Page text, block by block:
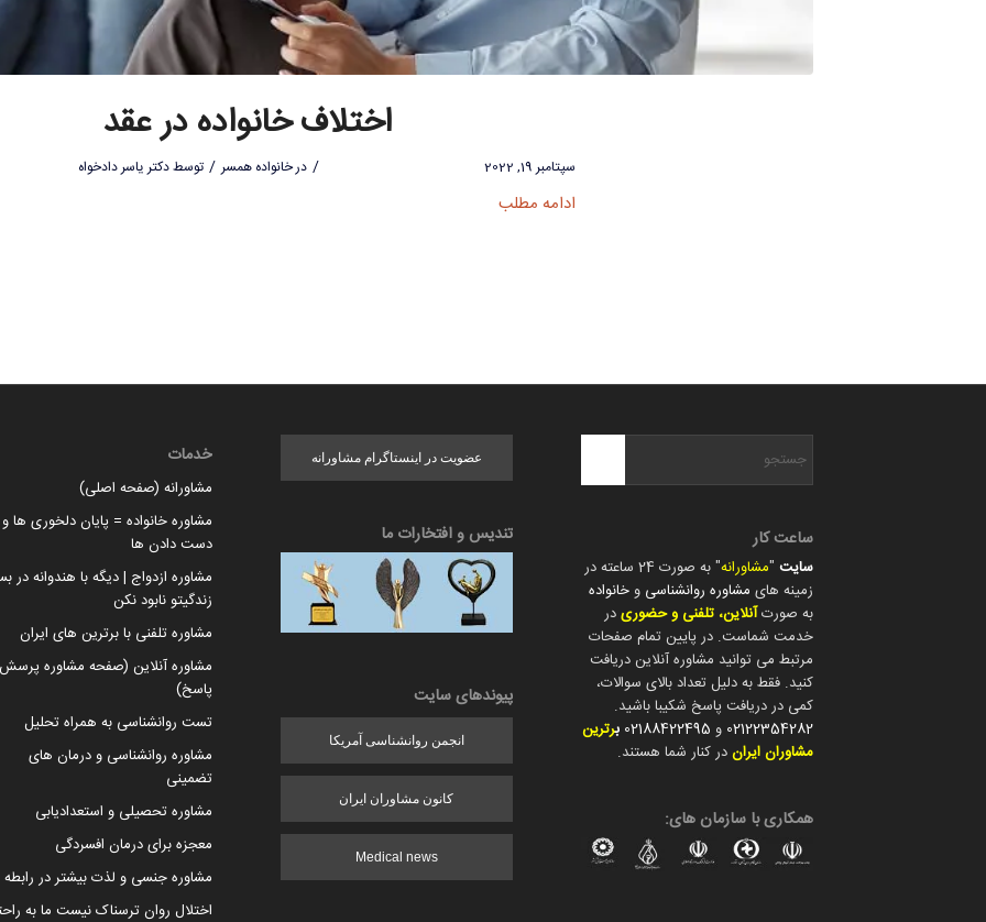
اختلاف خانواده‌ در عقد
سپتامبر 19, 2022 / درخانواده همسر / توسطدکتر یاسر دادخواه
ادامه مطلب
ساعت کار
سایت "مشاورانه
" به صورت 24 ساعته در
زمینه های مشاوره روانشناسی وخانواده
به صورتآنلاین، تلفنی و حضوریدر
خدمت شماست. در پایین تمام صفحات
مرتبط می توانید مشاوره آنلاین دریافت
کنید. فقط به دلیل تعداد بالای سوالات،
کمی در دریافت پاسخ شکیبا باشید.
02122354282 و 02188422495 برترین
مشاوران ایراندر کنار شما هستند.
همکاری با سازمان های:
عضویت در اینستاگرام مشاورانه
تندیس و افتخارات ما
پیوندهای سایت
انجمن روانشناسی آمریکا
کانون مشاوران ایران
Medical news
خدمات
مشاورانه (صفحه اصلی)
مشاوره خانواده = پایان دلخوری ها و
دست دادن ها
مشاوره ازدواج | دیگه با هندوانه در
زندگیتو نابود نکن
مشاوره تلفنی با برترین های ایران
مشاوره آنلاین (صفحه مشاوره
پاسخ)
تست روانشناسی به همراه تحلیل
مشاوره روانشناسی و درمان های
تضمینی
مشاوره تحصیلی و استعدادیابی
معجزه برای درمان افسردگی
مشاوره جنسی و لذت بیشتر در رابطه
اختلال روان ترسناک نیست ما به